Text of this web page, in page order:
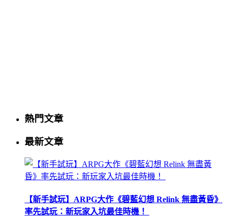
熱門文章
最新文章
【新手試玩】ARPG大作《碧藍幻想 Relink 無盡黃昏》
率先試玩：新玩家入坑最佳時機！